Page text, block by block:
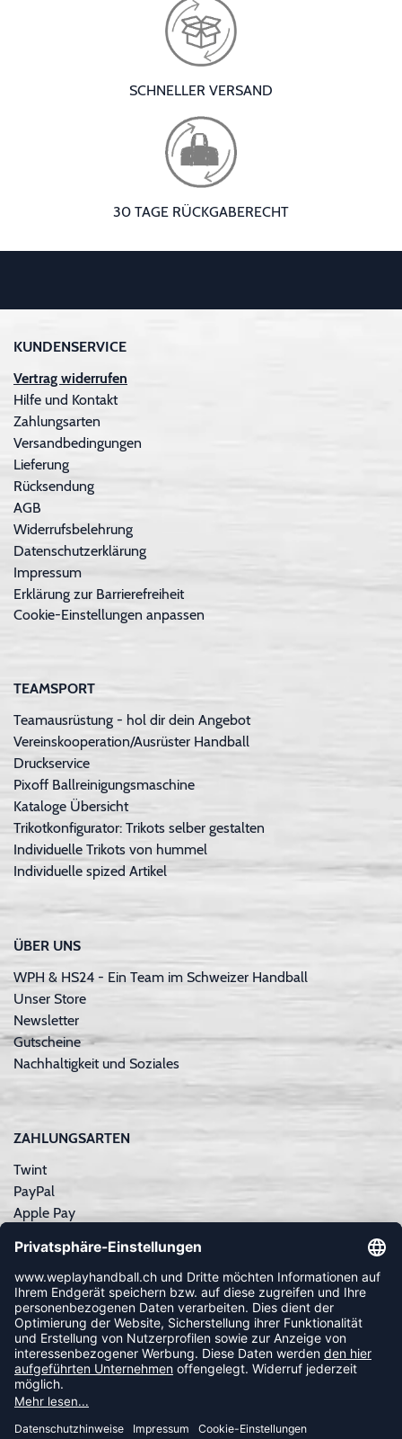
SCHNELLER VERSAND
30 TAGE RÜCKGABERECHT
KUNDENSERVICE
Vertrag widerrufen
Hilfe und Kontakt
Zahlungsarten
Versandbedingungen
Lieferung
Rücksendung
AGB
Widerrufsbelehrung
Datenschutzerklärung
Impressum
Erklärung zur Barrierefreiheit
Cookie-Einstellungen anpassen
TEAMSPORT
Teamausrüstung - hol dir dein Angebot
Vereinskooperation/Ausrüster Handball
Druckservice
Pixoff Ballreinigungsmaschine
Kataloge Übersicht
Trikotkonfigurator: Trikots selber gestalten
Individuelle Trikots von hummel
Individuelle spized Artikel
ÜBER UNS
WPH & HS24 - Ein Team im Schweizer Handball
Unser Store
Newsletter
Gutscheine
Nachhaltigkeit und Soziales
ZAHLUNGSARTEN
Twint
PayPal
Apple Pay
Kreditkarte
Rechnungskauf
NEWSLETTER
FOLLOW US